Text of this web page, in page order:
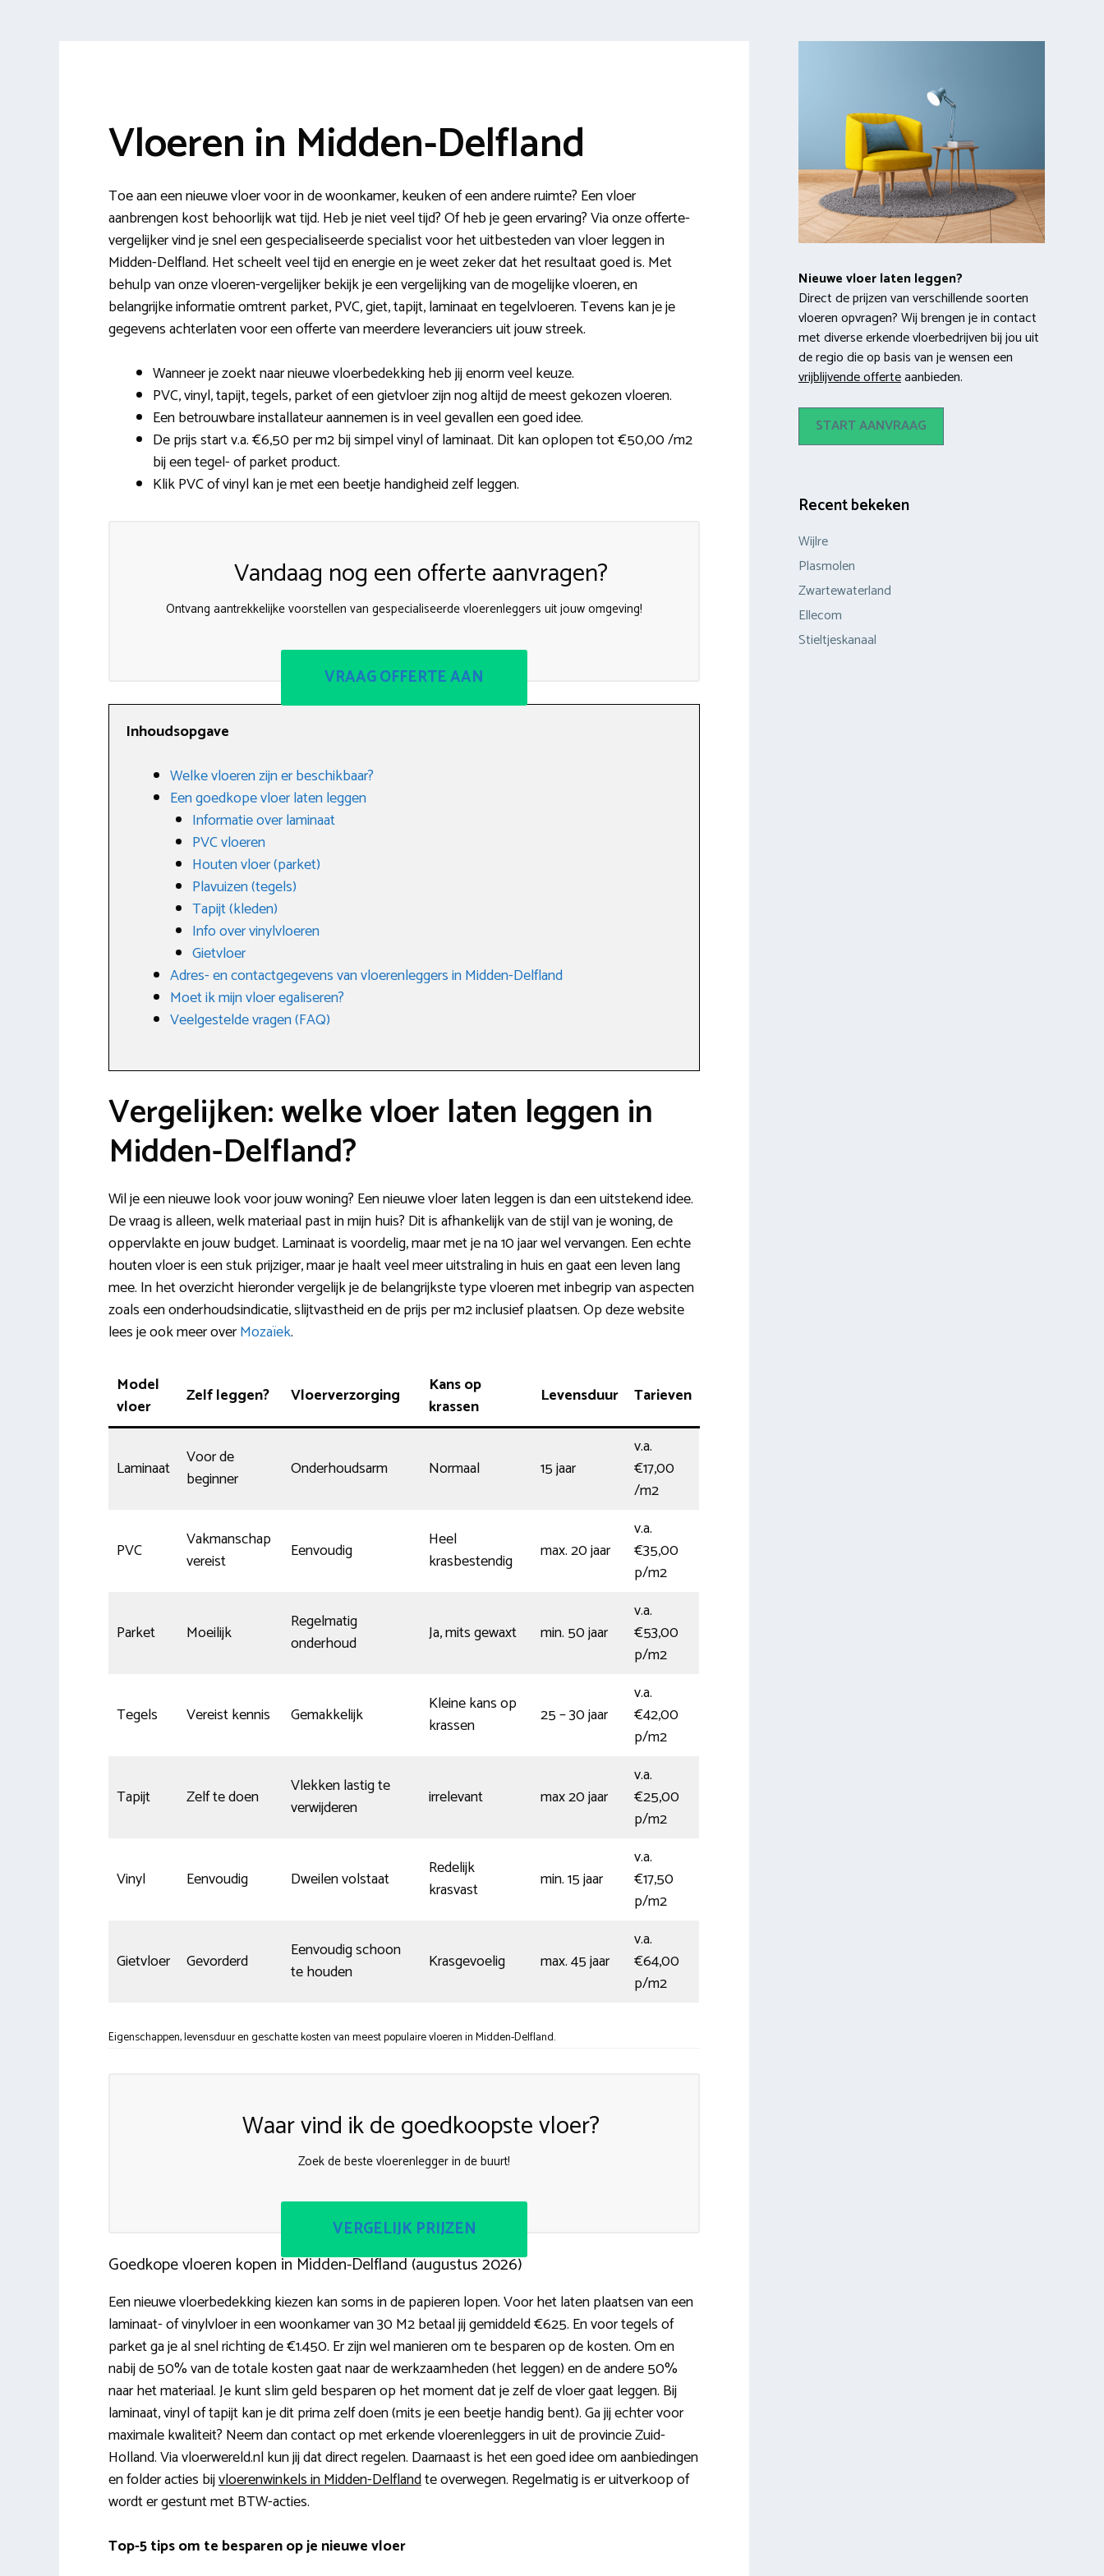
Vloeren in Midden-Delfland
Toe aan een nieuwe vloer voor in de woonkamer, keuken of een andere ruimte? Een vloer
aanbrengen kost behoorlijk wat tijd. Heb je niet veel tijd? Of heb je geen ervaring? Via onze offerte-
vergelijker vind je snel een gespecialiseerde specialist voor het uitbesteden van vloer leggen in
Midden-Delfland. Het scheelt veel tijd en energie en je weet zeker dat het resultaat goed is. Met
behulp van onze vloeren-vergelijker bekijk je een vergelijking van de mogelijke vloeren, en
belangrijke informatie omtrent parket, PVC, giet, tapijt, laminaat en tegelvloeren. Tevens kan je je
gegevens achterlaten voor een offerte van meerdere leveranciers uit jouw streek.
Wanneer je zoekt naar nieuwe vloerbedekking heb jij enorm veel keuze.
PVC, vinyl, tapijt, tegels, parket of een gietvloer zijn nog altijd de meest gekozen vloeren.
Een betrouwbare installateur aannemen is in veel gevallen een goed idee.
De prijs start v.a. €6,50 per m2 bij simpel vinyl of laminaat. Dit kan oplopen tot €50,00 /m2
bij een tegel- of parket product.
Klik PVC of vinyl kan je met een beetje handigheid zelf leggen.
Vandaag nog een offerte aanvragen?
Ontvang aantrekkelijke voorstellen van gespecialiseerde vloerenleggers uit jouw omgeving!
VRAAG OFFERTE AAN
Inhoudsopgave
Welke vloeren zijn er beschikbaar?
Een goedkope vloer laten leggen
Informatie over laminaat
PVC vloeren
Houten vloer (parket)
Plavuizen (tegels)
Tapijt (kleden)
Info over vinylvloeren
Gietvloer
Adres- en contactgegevens van vloerenleggers in Midden-Delfland
Moet ik mijn vloer egaliseren?
Veelgestelde vragen (FAQ)
Vergelijken: welke vloer laten leggen in
Midden-Delfland?
Wil je een nieuwe look voor jouw woning? Een nieuwe vloer laten leggen is dan een uitstekend idee.
De vraag is alleen, welk materiaal past in mijn huis? Dit is afhankelijk van de stijl van je woning, de
oppervlakte en jouw budget. Laminaat is voordelig, maar met je na 10 jaar wel vervangen. Een echte
houten vloer is een stuk prijziger, maar je haalt veel meer uitstraling in huis en gaat een leven lang
mee. In het overzicht hieronder vergelijk je de belangrijkste type vloeren met inbegrip van aspecten
zoals een onderhoudsindicatie, slijtvastheid en de prijs per m2 inclusief plaatsen. Op deze website
lees je ook meer overMozaïek.
Model
vloer
Zelf leggen? Vloerverzorging
Kans op
krassen
Levensduur Tarieven
Laminaat
Voor de
beginner
Onderhoudsarm Normaal 15 jaar
v.a.
€17,00
/m2
PVC
Vakmanschap
vereist
Eenvoudig
Heel
krasbestendig
max. 20 jaar
v.a.
€35,00
p/m2
Parket Moeilijk
Regelmatig
onderhoud
Ja, mits gewaxt min. 50 jaar
v.a.
€53,00
p/m2
Tegels Vereist kennis Gemakkelijk
Kleine kans op
krassen
25 – 30 jaar
v.a.
€42,00
p/m2
Tapijt Zelf te doen
Vlekken lastig te
verwijderen
irrelevant max 20 jaar
v.a.
€25,00
p/m2
Vinyl Eenvoudig Dweilen volstaat
Redelijk
krasvast
min. 15 jaar
v.a.
€17,50
p/m2
Gietvloer Gevorderd
Eenvoudig schoon
te houden
Krasgevoelig max. 45 jaar
v.a.
€64,00
p/m2
Eigenschappen, levensduur en geschatte kosten van meest populaire vloeren in Midden-Delfland.
Waar vind ik de goedkoopste vloer?
Zoek de beste vloerenlegger in de buurt!
VERGELIJK PRIJZEN
Goedkope vloeren kopen in Midden-Delfland (augustus 2026)
Een nieuwe vloerbedekking kiezen kan soms in de papieren lopen. Voor het laten plaatsen van een
laminaat- of vinylvloer in een woonkamer van 30 M2 betaal jij gemiddeld €625. En voor tegels of
parket ga je al snel richting de €1.450. Er zijn wel manieren om te besparen op de kosten. Om en
nabij de 50% van de totale kosten gaat naar de werkzaamheden (het leggen) en de andere 50%
naar het materiaal. Je kunt slim geld besparen op het moment dat je zelf de vloer gaat leggen. Bij
laminaat, vinyl of tapijt kan je dit prima zelf doen (mits je een beetje handig bent). Ga jij echter voor
maximale kwaliteit? Neem dan contact op met erkende vloerenleggers in uit de provincie Zuid-
Holland. Via vloerwereld.nl kun jij dat direct regelen. Daarnaast is het een goed idee om aanbiedingen
en folder acties bijvloerenwinkels in Midden-Delflandte overwegen. Regelmatig is er uitverkoop of
wordt er gestunt met BTW-acties.
Top-5 tips om te besparen op je nieuwe vloer
Nieuwe vloer laten leggen?
Direct de prijzen van verschillende soorten
vloeren opvragen? Wij brengen je in contact
met diverse erkende vloerbedrijven bij jou uit
de regio die op basis van je wensen een
vrijblijvende offerteaanbieden.
START AANVRAAG
Recent bekeken
Wijlre
Plasmolen
Zwartewaterland
Ellecom
Stieltjeskanaal